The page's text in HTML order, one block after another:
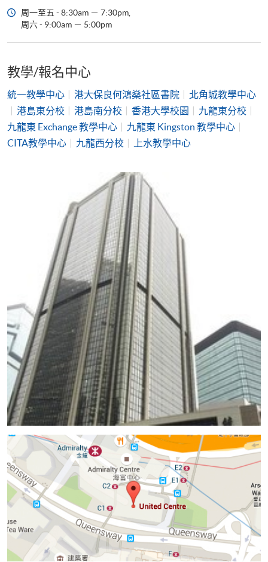
周一至五 - 8:30am － 7:30pm,
周六 - 9:00am － 5:00pm
教學/報名中心
統一教學中心 港大保良何鴻燊社區書院
北角城教學中心
港島東分校
港島南分校 香港大學校園
九龍東分校
九龍東 Exchange 教學中心
九龍東 Kingston 教學中心
CITA教學中心
九龍西分校 上水教學中心